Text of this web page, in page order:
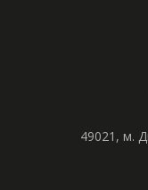
49021, м.